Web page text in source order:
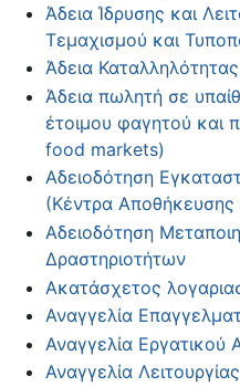
Άδεια Ίδρυσης και
Τεμαχισμού και
Άδεια
Άδεια πωλητή σε
έτοιμου φαγητού και
food markets)
Αδειοδότηση
(Κέντρα Αποθήκευσης
Αδειοδότηση
Δραστηριοτήτων
Ακατάσχετος
Αναγγελία
Αναγγελία Εργατικού
Αναγγελία